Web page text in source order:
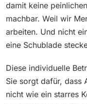
damit keine
machbar. Weil wir
arbeiten. Und nicht
eine Schublade
Diese individuelle
Sie sorgt dafür, dass
nicht wie ein starres